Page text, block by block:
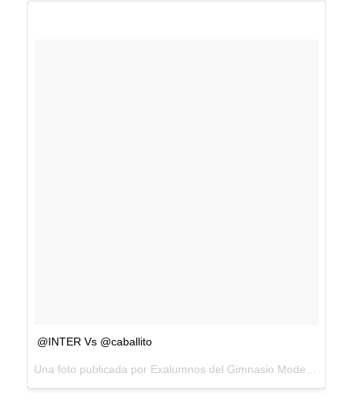
@INTER Vs @caballito
Una foto publicada por Exalumnos del Gimnasio Moderno (@exalumnosgm) el